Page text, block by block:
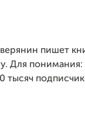
пишет
Для
тысяч